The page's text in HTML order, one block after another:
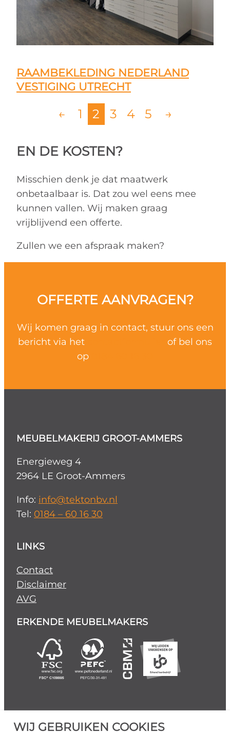
RAAMBEKLEDING NEDERLAND
VESTIGING UTRECHT
← 1 2 3 4 5 →
EN DE KOSTEN?
Misschien denk je dat maatwerk
onbetaalbaar is. Dat zou wel eens mee
kunnen vallen. Wij maken graag
vrijblijvend een offerte.
Zullen we een afspraak maken?
OFFERTE AANVRAGEN?
Wij komen graag in contact, stuur ons een
bericht via het
of bel ons
op
MEUBELMAKERIJ GROOT-AMMERS
Energieweg 4
2964 LE Groot-Ammers
Info: info@tektonbv.nl
Tel: 0184 – 60 16 30
LINKS
Contact
Disclaimer
AVG
ERKENDE MEUBELMAKERS
WIJ GEBRUIKEN COOKIES